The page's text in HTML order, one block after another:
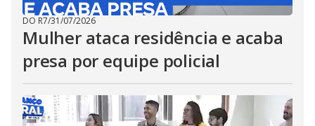
DO R7/31/07/2026
Mulher ataca residência e acaba
presa por equipe policial